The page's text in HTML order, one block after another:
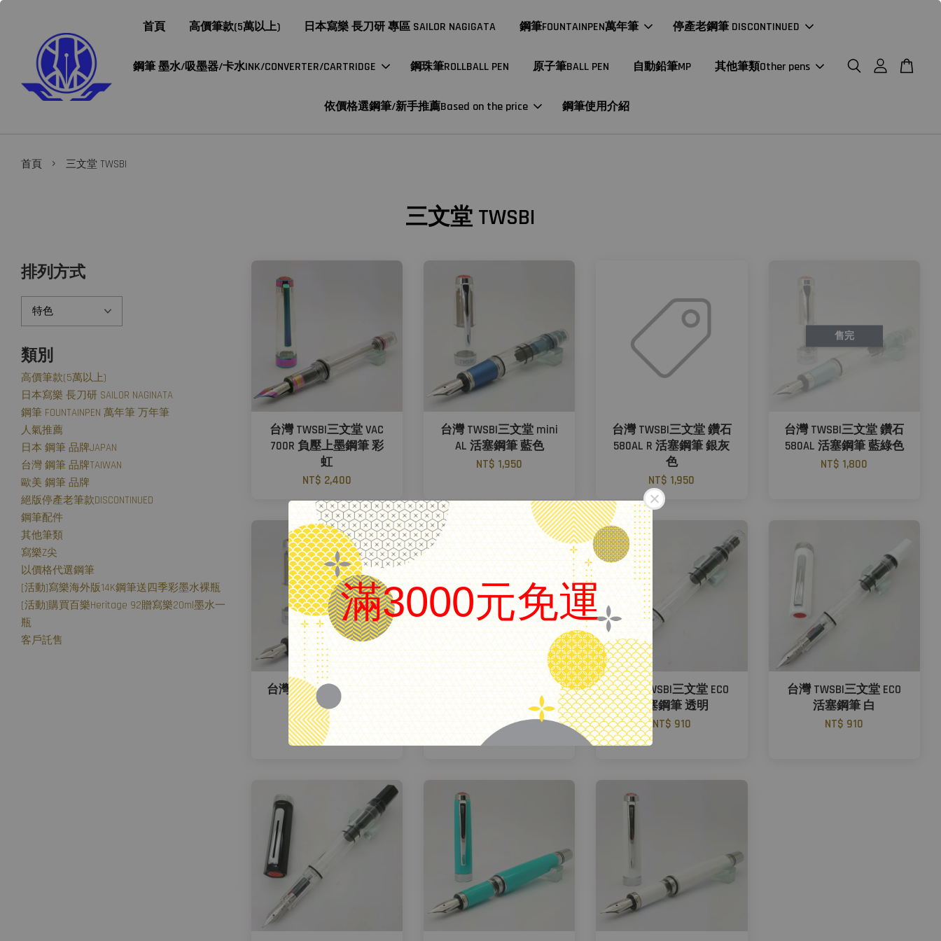
滿3000元免運
.
首頁 高價筆款(5萬以上) 日本寫樂 長刀研 專區 SAILOR NAGIGATA 鋼筆FOUNTAINPEN萬年筆 停產老鋼筆 DISCONTINUED
鋼筆 墨水/吸墨器/卡水INK/CONVERTER/CARTRIDGE 鋼珠筆ROLLBALL PEN 原子筆BALL PEN 自動鉛筆MP 其他筆類Other pens
依價格選鋼筆/新手推薦Based on the price 鋼筆使用介紹
首頁 › 三文堂 TWSBI
三文堂 TWSBI
排列方式
類別
高價筆款(5萬以上)
日本寫樂 長刀研 SAILOR NAGINATA
鋼筆 FOUNTAINPEN 萬年筆 万年筆
人氣推薦
日本 鋼筆 品牌JAPAN
台灣 鋼筆 品牌TAIWAN
歐美 鋼筆 品牌
絕版停產老筆款DISCONTINUED
鋼筆配件
其他筆類
寫樂Z尖
以價格代選鋼筆
[活動]寫樂海外版14K鋼筆送四季彩墨水裸瓶
[活動]購買百樂Heritage 92贈寫樂20ml墨水一
瓶
客戶託售
台灣 TWSBI三文堂 VAC
700R 負壓上墨鋼筆 彩
虹
NT$ 2,400
台灣 TWSBI三文堂 mini
AL 活塞鋼筆 藍色
NT$ 1,950
台灣 TWSBI三文堂 鑽石
580AL R 活塞鋼筆 銀灰
色
NT$ 1,950
售完
台灣 TWSBI三文堂 鑽石
580AL 活塞鋼筆 藍綠色
NT$ 1,800
台灣 TWSBI三文堂 鑽石
580活塞鋼筆
從NT$ 1,500起
台灣 TWSBI三文堂 ECO
活塞鋼筆 白蓋透桿玫瑰
金
NT$ 1,500
台灣 TWSBI三文堂 ECO
活塞鋼筆 透明
NT$ 910
台灣 TWSBI三文堂 ECO
活塞鋼筆 白
NT$ 910